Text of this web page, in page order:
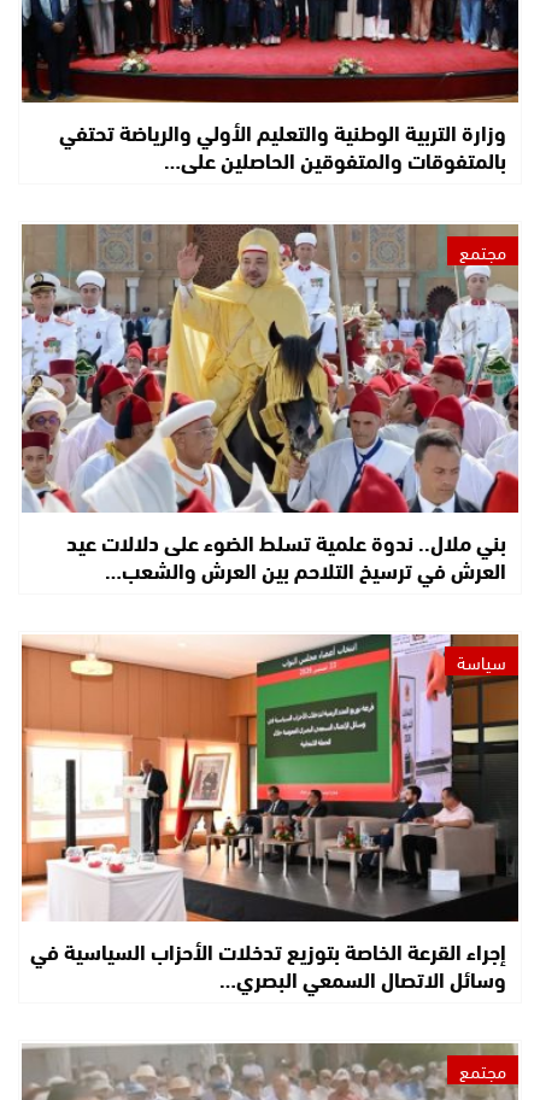
وزارة التربية الوطنية والتعليم الأولي والرياضة تحتفي
بالمتفوقات والمتفوقين الحاصلين على…
مجتمع
بني ملال.. ندوة علمية تسلط الضوء على دلالات عيد
العرش في ترسيخ التلاحم بين العرش والشعب…
سياسة
إجراء القرعة الخاصة بتوزيع تدخلات الأحزاب السياسية في
وسائل الاتصال السمعي البصري…
مجتمع